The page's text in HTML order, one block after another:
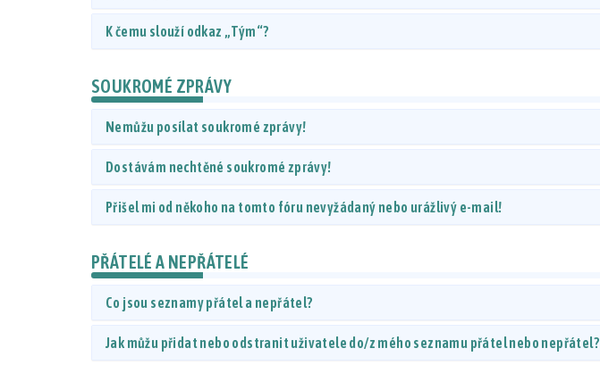
K čemu slouží odkaz „Tým“?
SOUKROMÉ ZPRÁVY
Nemůžu posílat soukromé zprávy!
Dostávám nechtěné soukromé zprávy!
Přišel mi od někoho na tomto fóru nevyžádaný nebo urážlivý e-mail!
PŘÁTELÉ A NEPŘÁTELÉ
Co jsou seznamy přátel a nepřátel?
Jak můžu přidat nebo odstranit uživatele do/z mého seznamu přátel nebo nepřátel?